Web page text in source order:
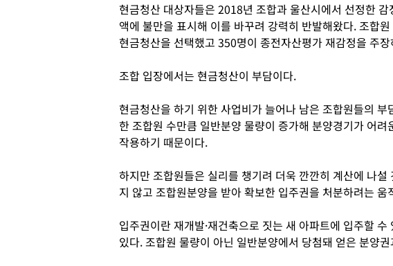
현금청산 대상자들은 2018년 조합과 울산시에서 선정한
액에 불만을 표시해 이를 바꾸려 강력히 반발해왔다. 조합
현금청산을 선택했고 350명이 종전자산평가 재감정을 주
조합 입장에서는 현금청산이 부담이다.
현금청산을 하기 위한 사업비가 늘어나 남은 조합원들의 부
한 조합원 수만큼 일반분양 물량이 증가해 분양경기가 어
작용하기 때문이다.
하지만 조합원들은 실리를 챙기려 더욱 깐깐히 계산에 나
지 않고 조합원분양을 받아 확보한 입주권을 처분하려는 움
입주권이란 재개발·재건축으로 짓는 새 아파트에 입주할
있다. 조합원 물량이 아닌 일반분양에서 당첨돼 얻은 분양